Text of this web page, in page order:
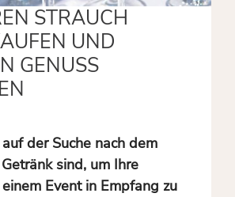
STRAUCH
UND
GENUSS
der Suche nach dem
sind, um Ihre
Event in Empfang zu